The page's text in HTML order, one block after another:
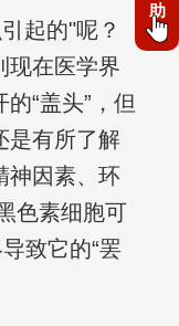
起的"呢？
现在医学界
“盖头”，但
是有所了解
神因素、环
色素细胞可
致它的“罢
助